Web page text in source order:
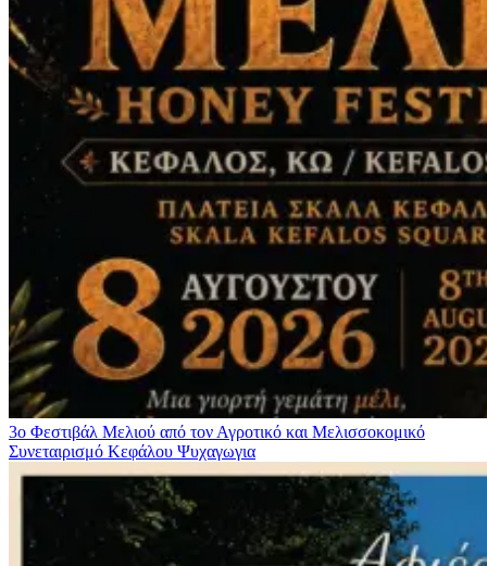
3ο Φεστιβάλ Μελιού από τον Αγροτικό και Μελισσοκομικό
Συνεταιρισμό Κεφάλου Ψυχαγωγια